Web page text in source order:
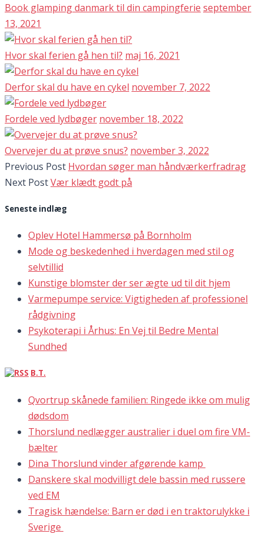
Book glamping danmark til din campingferie september
13, 2021
Hvor skal ferien gå hen til? maj 16, 2021
Derfor skal du have en cykel november 7, 2022
Fordele ved lydbøger november 18, 2022
Overvejer du at prøve snus? november 3, 2022
Previous Post Hvordan søger man håndværkerfradrag
Next PostVær klædt godt på
Seneste indlæg
Oplev Hotel Hammersø på Bornholm
Mode og beskedenhed i hverdagen med stil og
selvtillid
Kunstige blomster der ser ægte ud til dit hjem
Varmepumpe service: Vigtigheden af professionel
rådgivning
Psykoterapi i Århus: En Vej til Bedre Mental
Sundhed
B.T.
Qvortrup skånede familien: Ringede ikke om mulig
dødsdom
Thorslund nedlægger australier i duel om fire VM-
bælter
Dina Thorslund vinder afgørende kamp
Danskere skal modvilligt dele bassin med russere
ved EM
Tragisk hændelse: Barn er død i en traktorulykke i
Sverige